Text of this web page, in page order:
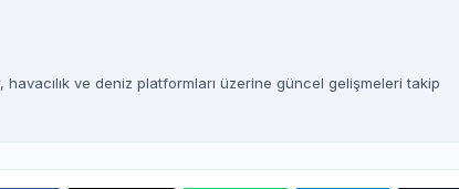
ve deniz platformları üzerine güncel gelişmeleri takip